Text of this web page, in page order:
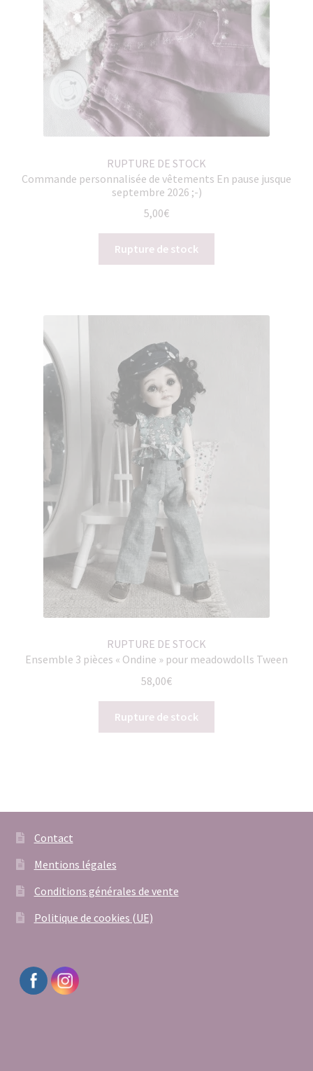
RUPTURE DE STOCK
Commande personnalisée de vêtements En pause jusque
septembre 2026 ;-)
5,00€
Rupture de stock
RUPTURE DE STOCK
Ensemble 3 pièces « Ondine » pour meadowdolls Tween
58,00€
Rupture de stock
Contact
Mentions légales
Conditions générales de vente
Politique de cookies (UE)